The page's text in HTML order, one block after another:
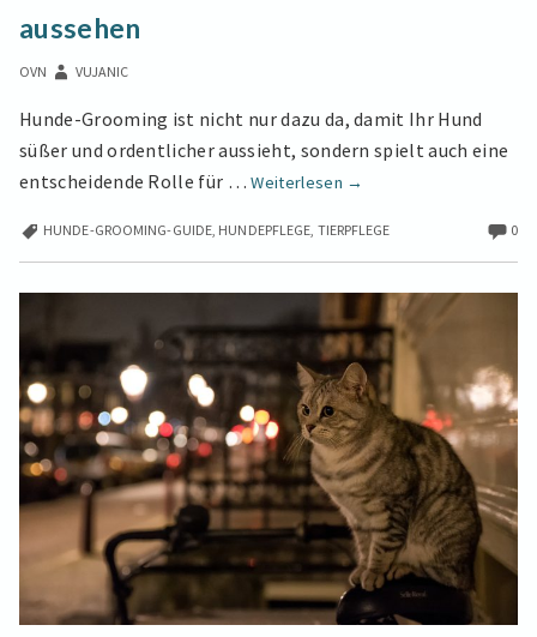
HUND
FRISCH
GESUND
AUSSEHEN
aussehen
OVN VUJANIC
Hunde-Grooming ist nicht nur dazu da, damit Ihr Hund
süßer und ordentlicher aussieht, sondern spielt auch eine
entscheidende Rolle für …Weiterlesen
Hunde-
Guide:
Lassen
Sie
Ihren
Hund
wieder
frisch
und
gesund
aussehen
→
HUNDE-GROOMING-GUIDE HUNDEPFLEGE TIERPFLEGE 0